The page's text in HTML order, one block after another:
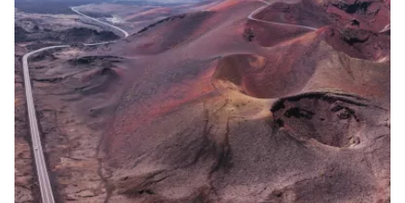
Poursuivre avec le courrier
électronique